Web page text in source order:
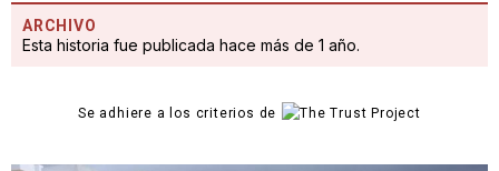
ARCHIVO
Esta historia fue publicada hace más de 1 año.
Se adhiere a los criterios de